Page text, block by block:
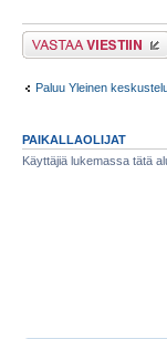
Lähetä vastaus
Paluu Yleinen
PAIKALLAOLIJAT
Käyttäjiä lukemassa tätä